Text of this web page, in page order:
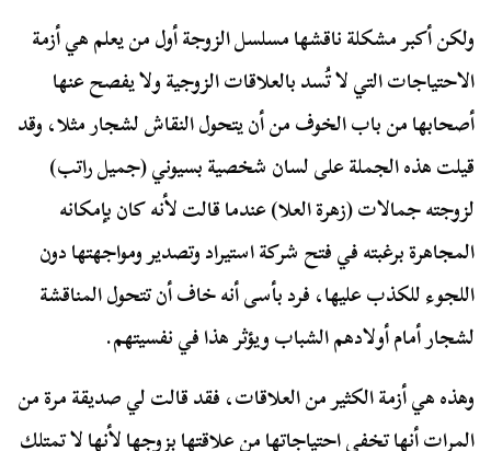
ولكن أكبر مشكلة ناقشها مسلسل الزوجة أول من يعلم هي أزمة
الاحتياجات التي لا تُسد بالعلاقات الزوجية ولا يفصح عنها
أصحابها من باب الخوف من أن يتحول النقاش لشجار مثلا، وقد
قيلت هذه الجملة على لسان شخصية بسيوني (جميل راتب)
لزوجته جمالات (زهرة العلا) عندما قالت لأنه كان بإمكانه
المجاهرة برغبته في فتح شركة استيراد وتصدير ومواجهتها دون
اللجوء للكذب عليها، فرد بأسى أنه خاف أن تتحول المناقشة
لشجار أمام أولادهم الشباب ويؤثر هذا في نفسيتهم.
وهذه هي أزمة الكثير من العلاقات، فقد قالت لي صديقة مرة من
المرات أنها تخفي احتياجاتها من علاقتها بزوجها لأنها لا تمتلك